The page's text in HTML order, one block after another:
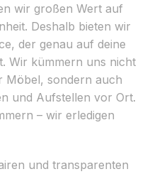
wir großen Wert auf
Deshalb bieten wir
der genau auf deine
Wir kümmern uns nicht
Möbel, sondern auch
und Aufstellen vor Ort.
– wir erledigen
und transparenten